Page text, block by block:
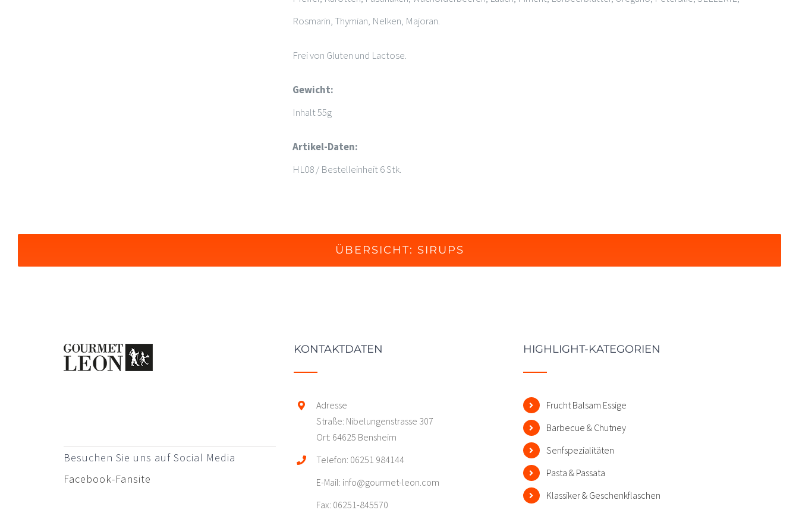
Rosmarin, Thymian, Nelken, Majoran.
Frei von Gluten und Lactose.
Gewicht:
Inhalt 55g
Artikel-Daten:
HL08 / Bestelleinheit 6 Stk.
ÜBERSICHT: SIRUPS
Besuchen Sie uns auf Social Media
Facebook-Fansite
KONTAKTDATEN
Adresse
Straße: Nibelungenstrasse 307
Ort: 64625 Bensheim
Telefon: 06251 984144
E-Mail: info@gourmet-leon.com
Fax: 06251-845570
HIGHLIGHT-KATEGORIEN
Frucht Balsam Essige
Barbecue & Chutney
Senfspezialitäten
Pasta & Passata
Klassiker & Geschenkflaschen